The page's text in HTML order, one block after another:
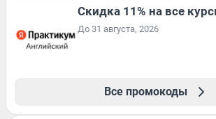
Скидка 11% на все
До 31 августа, 2026
Все промокоды